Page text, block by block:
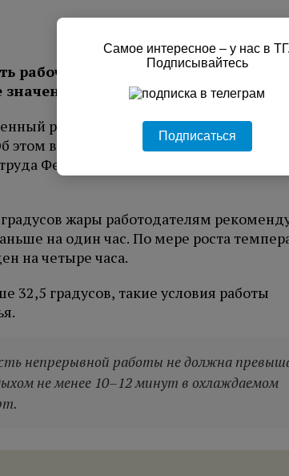
рабочее время, если температура в
рабочий день, если температура в
этом в беседе с РИА Новостинапомнил
Федерации независимых
жары работодателям
на один час. По мере роста
на четыре часа.
32,5 градусов, такие условия работы
непрерывной работы не должна
не менее 10–12 минут в охлаждаемом
Самое интересное – у нас в ТГ.
Подписывайтесь
Подписаться